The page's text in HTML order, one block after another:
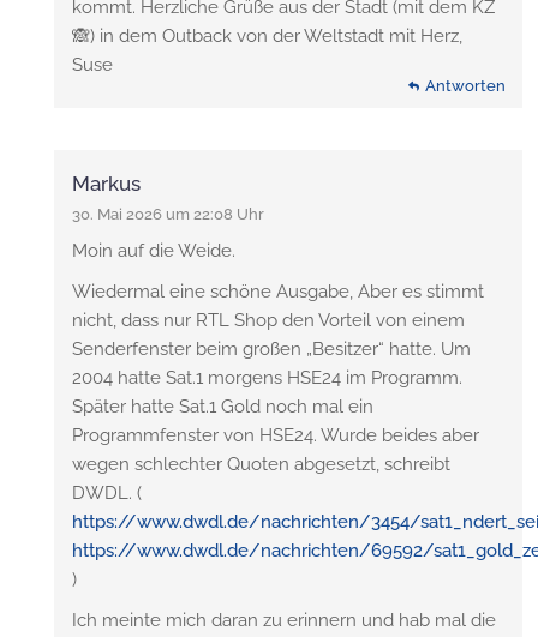
kommt. Herzliche Grüße aus der Stadt (mit dem KZ
🙈) in dem Outback von der Weltstadt mit Herz,
Suse
Antworten
Markus
30. Mai 2026 um 22:08 Uhr
Moin auf die Weide.
Wiedermal eine schöne Ausgabe, Aber es stimmt
nicht, dass nur RTL Shop den Vorteil von einem
Senderfenster beim großen „Besitzer“ hatte. Um
2004 hatte Sat.1 morgens HSE24 im Programm.
Später hatte Sat.1 Gold noch mal ein
Programmfenster von HSE24. Wurde beides aber
wegen schlechter Quoten abgesetzt, schreibt
DWDL. (
https://www.dwdl.de/nachrichten/3454/
https://www.dwdl.de/nachrichten/69592/
)
Ich meinte mich daran zu erinnern und hab mal die